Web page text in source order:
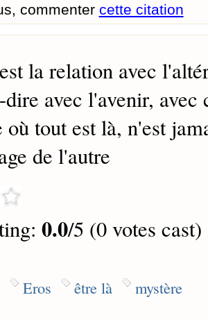
commenter cette citation
la relation avec
avec l'avenir, avec
où tout est là, n'est
de l'autre
0.0/5 (0 votes cast)
Eros être là mystère